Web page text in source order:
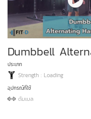
Dumbbell
ประเภท
Strength : Loading
อุปกรณ์ที่ใช้
ดัมเบล